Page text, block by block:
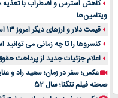
ویتامین‌ها
قیمت دلار و ارزهای دیگر امروز 13 اسفند
کنسروها را تا چه زمانی می توانید
اعلام جزئیات جدید از پرداخت
عکس؛ سفر در زمان؛ سعید راد و
صحنه فیلم تنگنا؛ سال 52